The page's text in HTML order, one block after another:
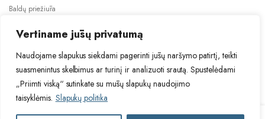
Vertiname jūsų privatumą
Naudojame slapukus siekdami pagerinti jūsų naršymo patirtį, teikti
suasmenintus skelbimus ar turinį ir analizuoti srautą. Spustelėdami
„Priimti viską“ sutinkate su mūsų slapukų naudojimo
taisyklėmis. Slapukų politika
Baldų priežiūra
2024 © Visos teisės saugomos. Be TauBaldai.lt sutikimo draudžiama